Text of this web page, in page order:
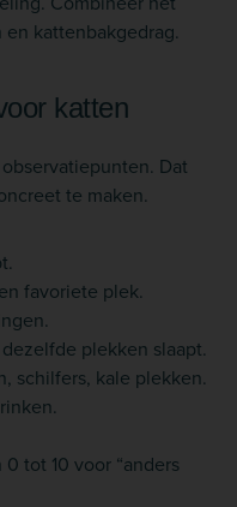
kattenbakgedrag.
katten
Dat
te maken.
favoriete plek.
plekken slaapt.
schilfers, kale plekken.
tot 10 voor “anders